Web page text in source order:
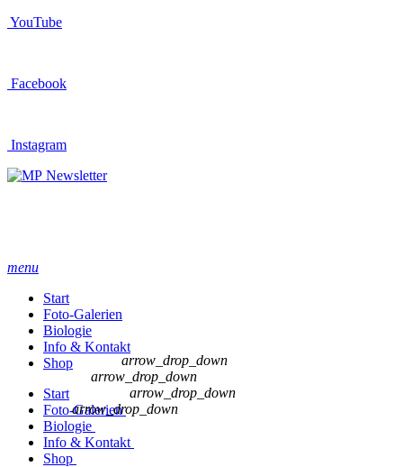
YouTube
Facebook
Instagram
Newsletter
menu
Start
Foto-Galerien
Biologie
Info & Kontakt
Shop
Start
Foto-Galerien
arrow_drop_down
Biologie
arrow_drop_down
Info & Kontakt
arrow_drop_down
Shop
arrow_drop_down